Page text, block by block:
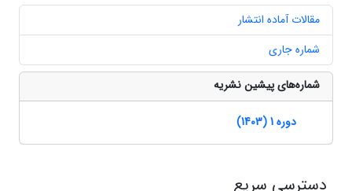
مقالات آماده انتشار
شماره جاری
شماره‌های پیشین نشریه
دوره 1 (1403)
دسترسی سریع